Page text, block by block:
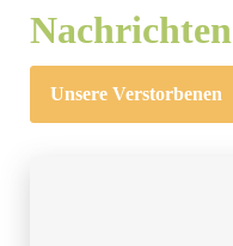
Nachrichten
Unsere Verstorbenen